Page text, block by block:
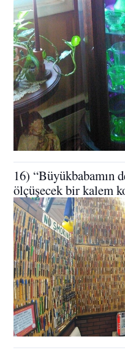
16) “Büyükbabamın
ölçüşecek bir kalem